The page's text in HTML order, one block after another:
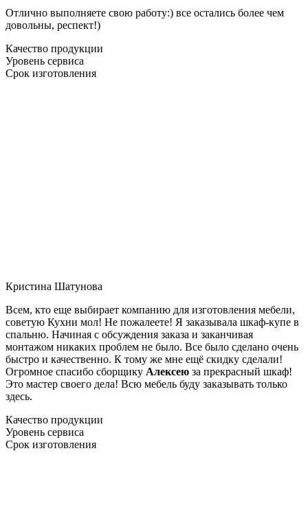
Отлично выполняете свою работу:) все остались более чем
довольны, респект!)
Качество продукции
Уровень сервиса
Срок изготовления
Кристина Шатунова
Всем, кто еще выбирает компанию для изготовления мебели,
советую Кухни мол! Не пожалеете! Я заказывала шкаф-купе в
спальню. Начиная с обсуждения заказа и заканчивая
монтажом никаких проблем не было. Все было сделано очень
быстро и качественно. К тому же мне ещё скидку сделали!
Огромное спасибо сборщику Алексею за прекрасный шкаф!
Это мастер своего дела! Всю мебель буду заказывать только
здесь.
Качество продукции
Уровень сервиса
Срок изготовления